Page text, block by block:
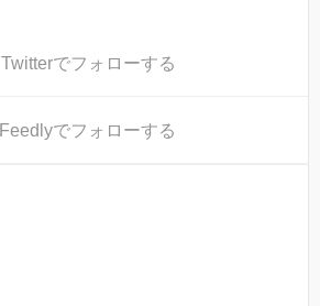
Twitterでフォローする
Feedlyでフォローする